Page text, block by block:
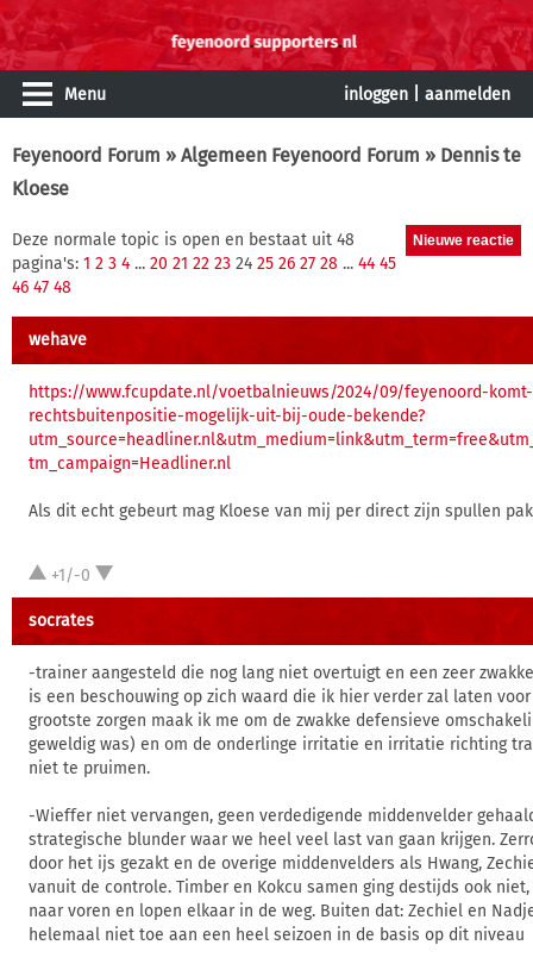
Menu inloggen aanmelden
Feyenoord Forum » Algemeen Feyenoord Forum » Dennis te
Kloese
Deze normale topic is open en bestaat uit 48
pagina's: 1 2 3 4 ... 20 21 22 23 24 25 26 27 28 ... 44 45
46 47 48
wehave
https://www.fcupdate.nl/voetbalnieuws/2024/09/feyenoord-
rechtsbuitenpositie-mogelijk-uit-bij-oude-bekende?
tm_campaign=Headliner.nl
Als dit echt gebeurt mag Kloese van mij per direct zijn spullen
+1/-0
socrates
-trainer aangesteld die nog lang niet overtuigt en een zeer
is een beschouwing op zich waard die ik hier verder zal laten
grootste zorgen maak ik me om de zwakke defensieve
geweldig was) en om de onderlinge irritatie en irritatie richting
niet te pruimen.
-Wieffer niet vervangen, geen verdedigende middenvelder
strategische blunder waar we heel veel last van gaan krijgen.
door het ijs gezakt en de overige middenvelders als Hwang,
vanuit de controle. Timber en Kokcu samen ging destijds ook
naar voren en lopen elkaar in de weg. Buiten dat: Zechiel en
helemaal niet toe aan een heel seizoen in de basis op dit niveau